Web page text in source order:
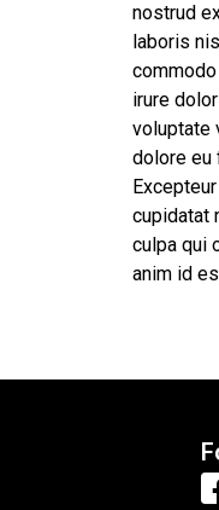
nostrud
laboris
irure
voluptate
dolore eu
cupidatat
culpa qui
anim id